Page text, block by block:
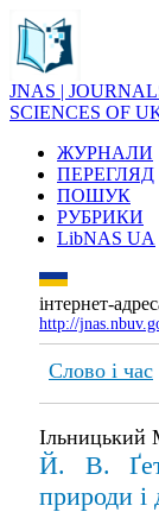
JNAS |
SCIENCES OF
ЖУРНАЛИ
ПЕРЕГЛЯД
ПОШУК
РУБРИКИ
LibNAS UA
інтернет-
http://
Слово і час
Ільницький
Й. В.
природи і